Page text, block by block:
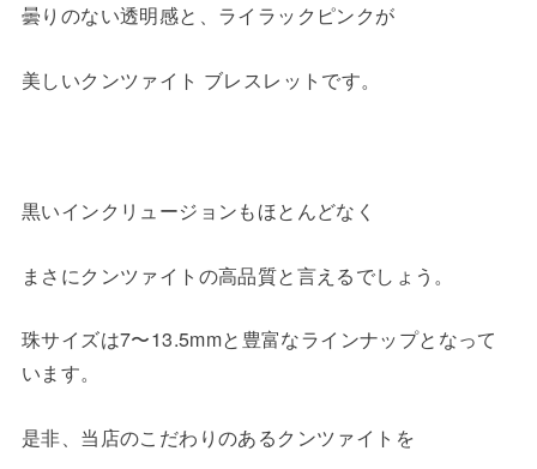
曇りのない透明感と、ライラックピンクが
美しいクンツァイト ブレスレットです。
黒いインクリュージョンもほとんどなく
まさにクンツァイトの高品質と言えるでしょう。
珠サイズは7〜13.5mmと豊富なラインナップとなって
います。
是非、当店のこだわりのあるクンツァイトを